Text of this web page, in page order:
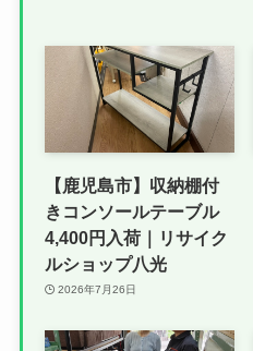
【鹿児島市】収納棚付
きコンソールテーブル
4,400円入荷｜リサイク
ルショップ八光
2026年7月26日